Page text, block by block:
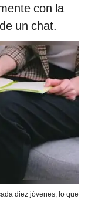
con la
un chat.
diez jóvenes, lo que